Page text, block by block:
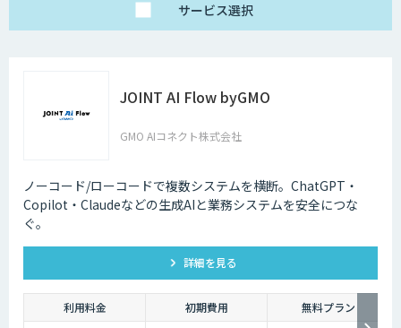
サービス選択
JOINT AI Flow byGMO
GMO AIコネクト株式会社
ノーコード/ローコードで複数システムを横断。ChatGPT・
Copilot・Claudeなどの生成AIと業務システムを安全につな
ぐ。
詳細を見る
利用料金 初期費用
無料プラン